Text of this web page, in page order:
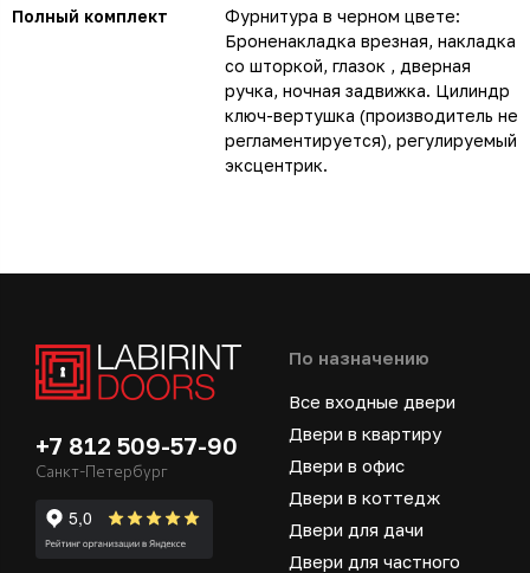
Полный комплект
Фурнитура в черном цвете:
Броненакладка врезная, накладка
со шторкой, глазок , дверная
ручка, ночная задвижка. Цилиндр
ключ-вертушка (производитель не
регламентируется), регулируемый
эксцентрик.
+7 812 509-57-90
Санкт-Петербург
По назначению
Все входные двери
Двери в квартиру
Двери в офис
Двери в коттедж
Двери для дачи
Двери для частного